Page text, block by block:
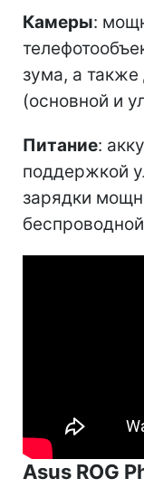
Камеры:
зума, а
(основной и
Питание:
поддержкой
зарядки
Asus ROG